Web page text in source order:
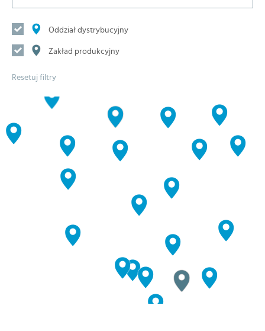
Oddział dystrybucyjny
Zakład produkcyjny
Resetuj filtry